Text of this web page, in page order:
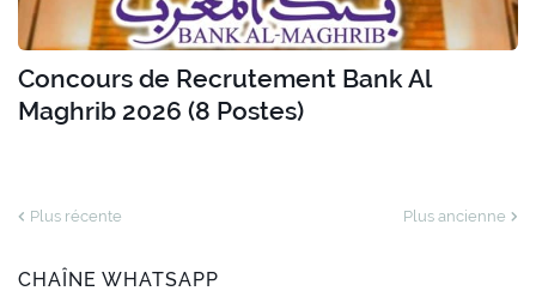
Concours de Recrutement Bank Al
Maghrib 2026 (8 Postes)
Plus récente Plus ancienne
CHAÎNE WHATSAPP